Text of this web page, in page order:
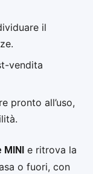
il
vendita
pronto all’uso,
e ritrova la
o fuori, con